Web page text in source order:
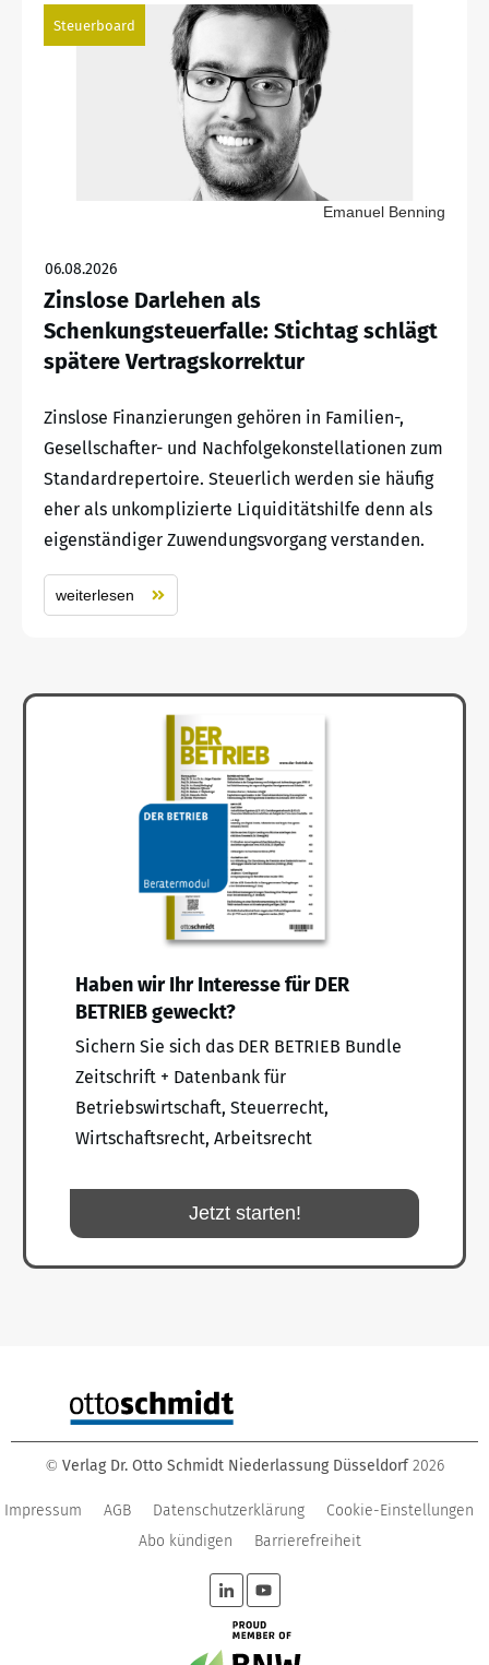
Steuerboard
Emanuel Benning
06.08.2026
Zinslose Darlehen als
Schenkungsteuerfalle: Stichtag schlägt
spätere Vertragskorrektur
Zinslose Finanzierungen gehören in Familien-,
Gesellschafter- und Nachfolgekonstellationen zum
Standardrepertoire. Steuerlich werden sie häufig
eher als unkomplizierte Liquiditätshilfe denn als
eigenständiger Zuwendungsvorgang verstanden.
weiterlesen
Haben wir Ihr Interesse für DER
BETRIEB geweckt?
Sichern Sie sich das DER BETRIEB Bundle
Zeitschrift + Datenbank für
Betriebswirtschaft, Steuerrecht,
Wirtschaftsrecht, Arbeitsrecht
Jetzt starten!
© Verlag Dr. Otto Schmidt Niederlassung Düsseldorf 2026
Impressum AGB Datenschutzerklärung
Cookie-Einstellungen
Abo kündigen
Barrierefreiheit